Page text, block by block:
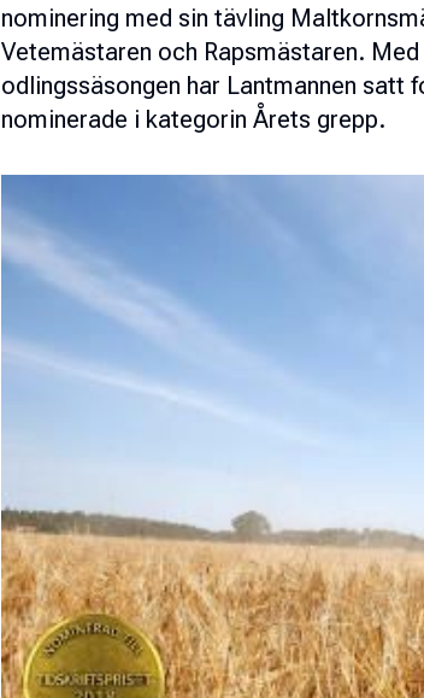
nominering med sin tävling
Vetemästaren och Rapsmästaren.
odlingssäsongen har Lantmannen satt
nominerade i kategorin Årets grepp.